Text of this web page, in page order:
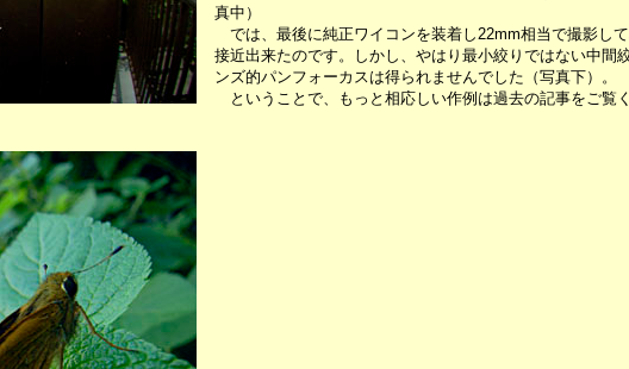
真中）
では、最後に純正ワイコンを装着し22mm相当で撮影し
接近出来たのです。しかし、やはり最小絞りではない中間
ンズ的パンフォーカスは得られませんでした（写真下）。
ということで、もっと相応しい作例は過去の記事をご覧